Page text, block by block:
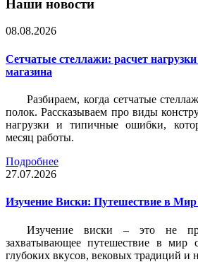
Наши новости
08.08.2026
Сетчатые стеллажи: расчет
магазина
Разбираем, когда сетчатые
полок. Рассказываем про виды
нагрузки и типичные ошибки,
месяц работы.
Подробнее
27.07.2026
Изучение Виски: Путешествие в
Изучение виски – это не
захватывающее путешествие в мир
глубоких вкусов, вековых традиций и